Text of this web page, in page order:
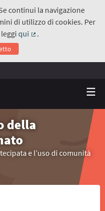
continui la navigazione
di utilizzo di cookies. Per
leggiqui
.
della
e l’uso di comunità